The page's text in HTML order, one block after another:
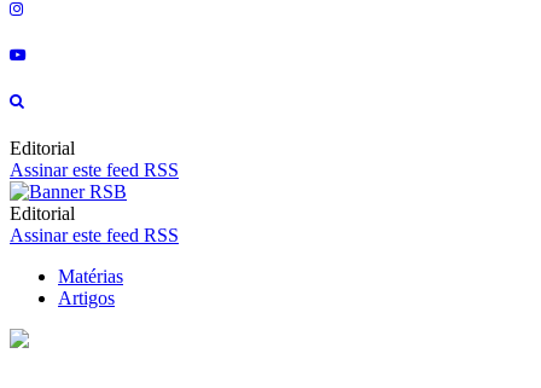
Editorial
Assinar este feed RSS
Editorial
Assinar este feed RSS
Matérias
Artigos